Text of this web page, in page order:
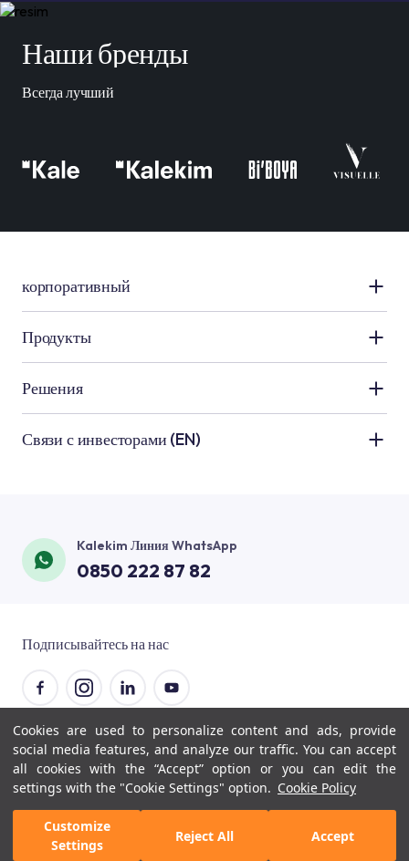
Cookies are used to personalize content and ads, provide
social media features, and analyze our traffic. You can accept
all cookies with the “Accept” option or you can edit the
settings with the "Cookie Settings" option. Cookie Policy
Customize
Settings
Reject All Accept
Наши бренды
Всегда лучший
корпоративный
Kale Rруппа
О нас
новости и объявления
Блог
Печатные материалы
Продукты
Применение керамики
Применение гидроизоляции
Техническое применение
Применение теплоизоляции
Мир Визуэль
Решения
Ванная
Балкон и терраса
Полы
Фасады
Подвал и фундамент
Связи с инвесторами (EN)
Corporate Management
Kalekim Линия WhatsApp
0850 222 87 82
Подписывайтесь на нас
© 2026 Kalekim